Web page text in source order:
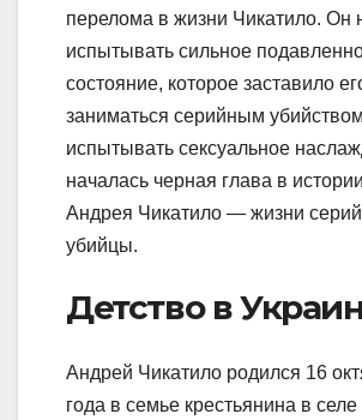
перелома в жизни Чикатило. Он
испытывать сильное
состояние, которое заставило
заниматься серийным
испытывать сексуальное
началась черная глава в
Андрея Чикатило — жизни
убийцы.
Детство в
Андрей Чикатило родился 16
года в семье крестьянина в